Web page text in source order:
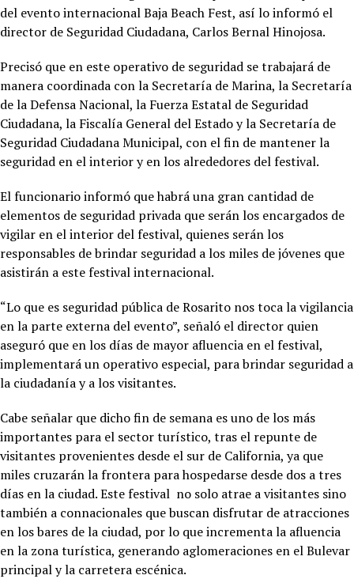
del evento internacional Baja Beach Fest, así lo informó el
director de Seguridad Ciudadana, Carlos Bernal Hinojosa.
Precisó que en este operativo de seguridad se trabajará de
manera coordinada con la Secretaría de Marina, la Secretaría
de la Defensa Nacional, la Fuerza Estatal de Seguridad
Ciudadana, la Fiscalía General del Estado y la Secretaría de
Seguridad Ciudadana Municipal, con el fin de mantener la
seguridad en el interior y en los alrededores del festival.
El funcionario informó que habrá una gran cantidad de
elementos de seguridad privada que serán los encargados de
vigilar en el interior del festival, quienes serán los
responsables de brindar seguridad a los miles de jóvenes que
asistirán a este festival internacional.
“Lo que es seguridad pública de Rosarito nos toca la vigilancia
en la parte externa del evento”, señaló el director quien
aseguró que en los días de mayor afluencia en el festival,
implementará un operativo especial, para brindar seguridad a
la ciudadanía y a los visitantes.
Cabe señalar que dicho fin de semana es uno de los más
importantes para el sector turístico, tras el repunte de
visitantes provenientes desde el sur de California, ya que
miles cruzarán la frontera para hospedarse desde dos a tres
días en la ciudad. Este festival no solo atrae a visitantes sino
también a connacionales que buscan disfrutar de atracciones
en los bares de la ciudad, por lo que incrementa la afluencia
en la zona turística, generando aglomeraciones en el Bulevar
principal y la carretera escénica.